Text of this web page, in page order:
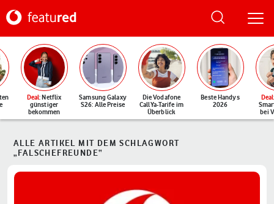
Deal: Netflix
günstiger
bekommen
Samsung Galaxy
S26: Alle Preise
Die Vodafone
CallYa-Tarife im
Überblick
Beste Handys
2026
Deal
bei
ALLE ARTIKEL MIT DEM SCHLAGWORT
„FALSCHEFREUNDE“